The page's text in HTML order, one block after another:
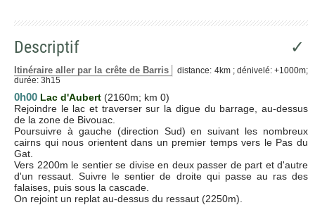
Descriptif ✓
Itinéraire aller par la crête de Barris
distance: 4km ; dénivelé: +1000m;
durée: 3h15
0h00 Lac d'Aubert (2160m; km 0)
Rejoindre le lac et traverser sur la digue du barrage, au-dessus
de la zone de Bivouac.
Poursuivre à gauche (direction Sud) en suivant les nombreux
cairns qui nous orientent dans un premier temps vers le Pas du
Gat.
Vers 2200m le sentier se divise en deux passer de part et d'autre
d'un ressaut. Suivre le sentier de droite qui passe au ras des
falaises, puis sous la cascade.
On rejoint un replat au-dessus du ressaut (2250m).